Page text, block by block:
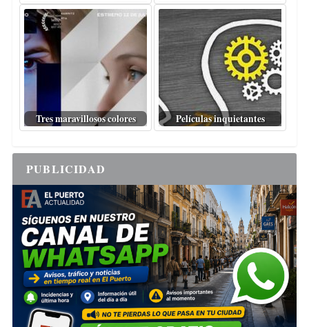
Tres maravillosos colores Películas inquietantes
PUBLICIDAD